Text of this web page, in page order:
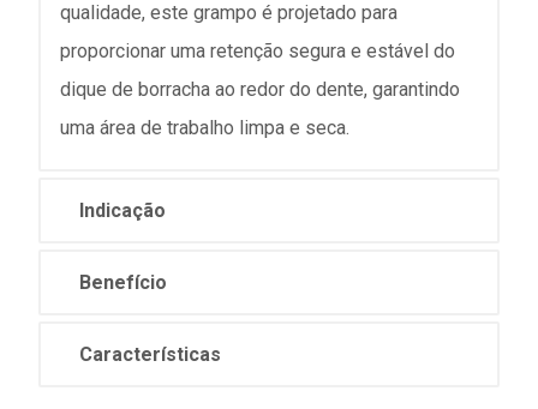
qualidade, este grampo é projetado para
proporcionar uma retenção segura e estável do
dique de borracha ao redor do dente, garantindo
uma área de trabalho limpa e seca.
Indicação
Benefício
Características